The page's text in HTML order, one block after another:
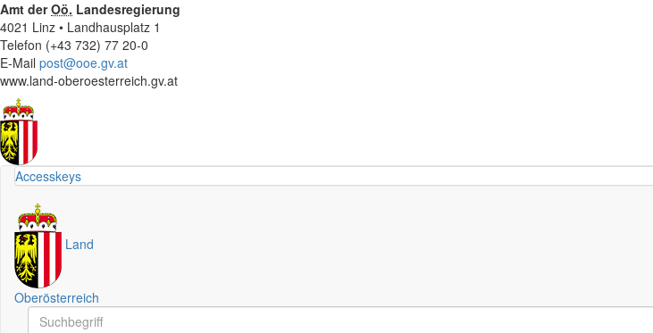
Amt derOö. Landesregierung
4021 Linz • Landhausplatz 1
Telefon (+43 732) 77 20-0
E-Mail post@ooe.gv.at
www.land-oberoesterreich.gv.at
Accesskeys
Land
Oberösterreich
Schnellsuche
Schnellsuche